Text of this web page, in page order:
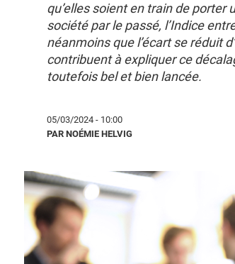
qu’elles soient en train de porter
société par le passé, l’Indice
néanmoins que l’écart se réduit
contribuent à expliquer ce
toutefois bel et bien lancée.
05/03/2024 - 10:00
PAR NOÉMIE HELVIG